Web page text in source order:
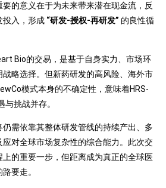
的意义在于为未来带来潜在现金流，反
投入，形成 “研发-授权-再研发” 的良性循
Bio的交易，是基于自身实力、市场环
略选择。但新药研发的高风险、海外市
模式本身的不确定性，意味着HRS-
挑战并存。
需依靠其整体研发管线的持续产出、多
对全球市场复杂性的综合能力。此次交
的重要一步，但距离成为真正的全球医
要走。